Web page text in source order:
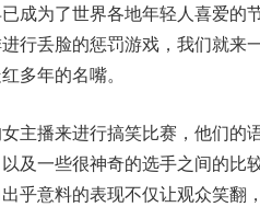
成为了世界各地年轻人喜爱的
行丢脸的惩罚游戏，我们就
多年的名嘴。
主播来进行搞笑比赛，他们的
及一些很神奇的选手之间的
乎意料的表现不仅让观众笑